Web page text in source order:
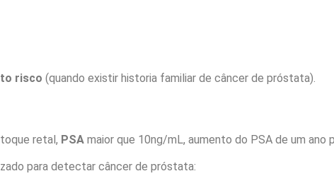
risco (quando existir historia familiar de câncer de próstata).
retal, PSA maior que 10ng/mL, aumento do PSA de um ano
para detectar câncer de próstata: